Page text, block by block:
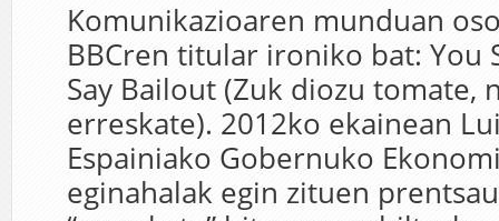
Komunikazioaren munduan
BBCren titular ironiko bat: You
Say Bailout (Zuk diozu tomate,
erreskate). 2012ko ekainean
Espainiako Gobernuko
eginahalak egin zituen